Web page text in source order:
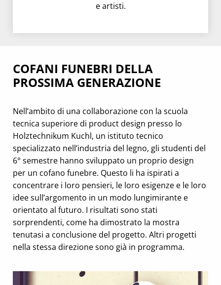
e artisti.
COFANI FUNEBRI DELLA
PROSSIMA GENERAZIONE
Nell’ambito di una collaborazione con la scuola
tecnica superiore di product design presso lo
Holztechnikum Kuchl, un istituto tecnico
specializzato nell’industria del legno, gli studenti del
6° semestre hanno sviluppato un proprio design
per un cofano funebre. Questo li ha ispirati a
concentrare i loro pensieri, le loro esigenze e le loro
idee sull’argomento in un modo lungimirante e
orientato al futuro. I risultati sono stati
sorprendenti, come ha dimostrato la mostra
tenutasi a conclusione del progetto. Altri progetti
nella stessa direzione sono già in programma.